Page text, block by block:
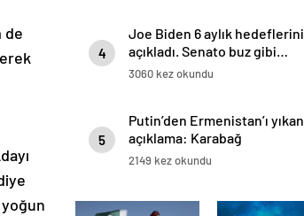
de
4
Joe Biden 6 aylık hedeflerini
açıkladı. Senato buz gibi…
3060 kez okundu
5
Putin’den Ermenistan’ı yıkan
açıklama: Karabağ
Azerbaycan’ın ayrılmaz bir
2149 kez okundu